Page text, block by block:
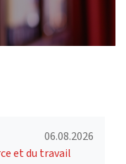
06.08.2026
et du travail